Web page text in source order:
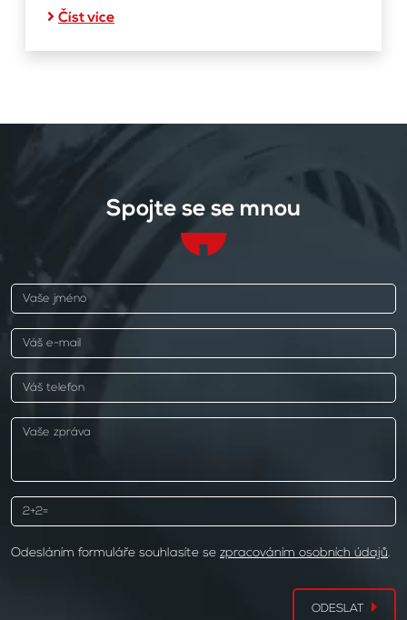
Číst více
Spojte se se mnou
Odesláním formuláře souhlasíte se zpracováním osobních údajů.
ODESLAT